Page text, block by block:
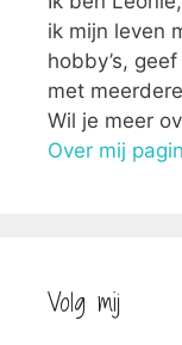
ik mijn leven
hobby’s,
met
Wil je meer
Over mij
Volg mij